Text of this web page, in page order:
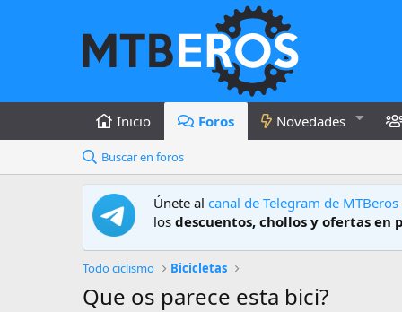
Inicio Foros Novedades
Buscar en foros
Únete al canal de Telegram de MTBeros
los descuentos, chollos y ofertas en
Todo ciclismo Bicicletas
Que os parece esta bici?